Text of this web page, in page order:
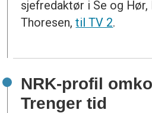
sjefredaktør i Se og Hør,
Thoresen,til TV 2.
NRK-profil
Trenger tid